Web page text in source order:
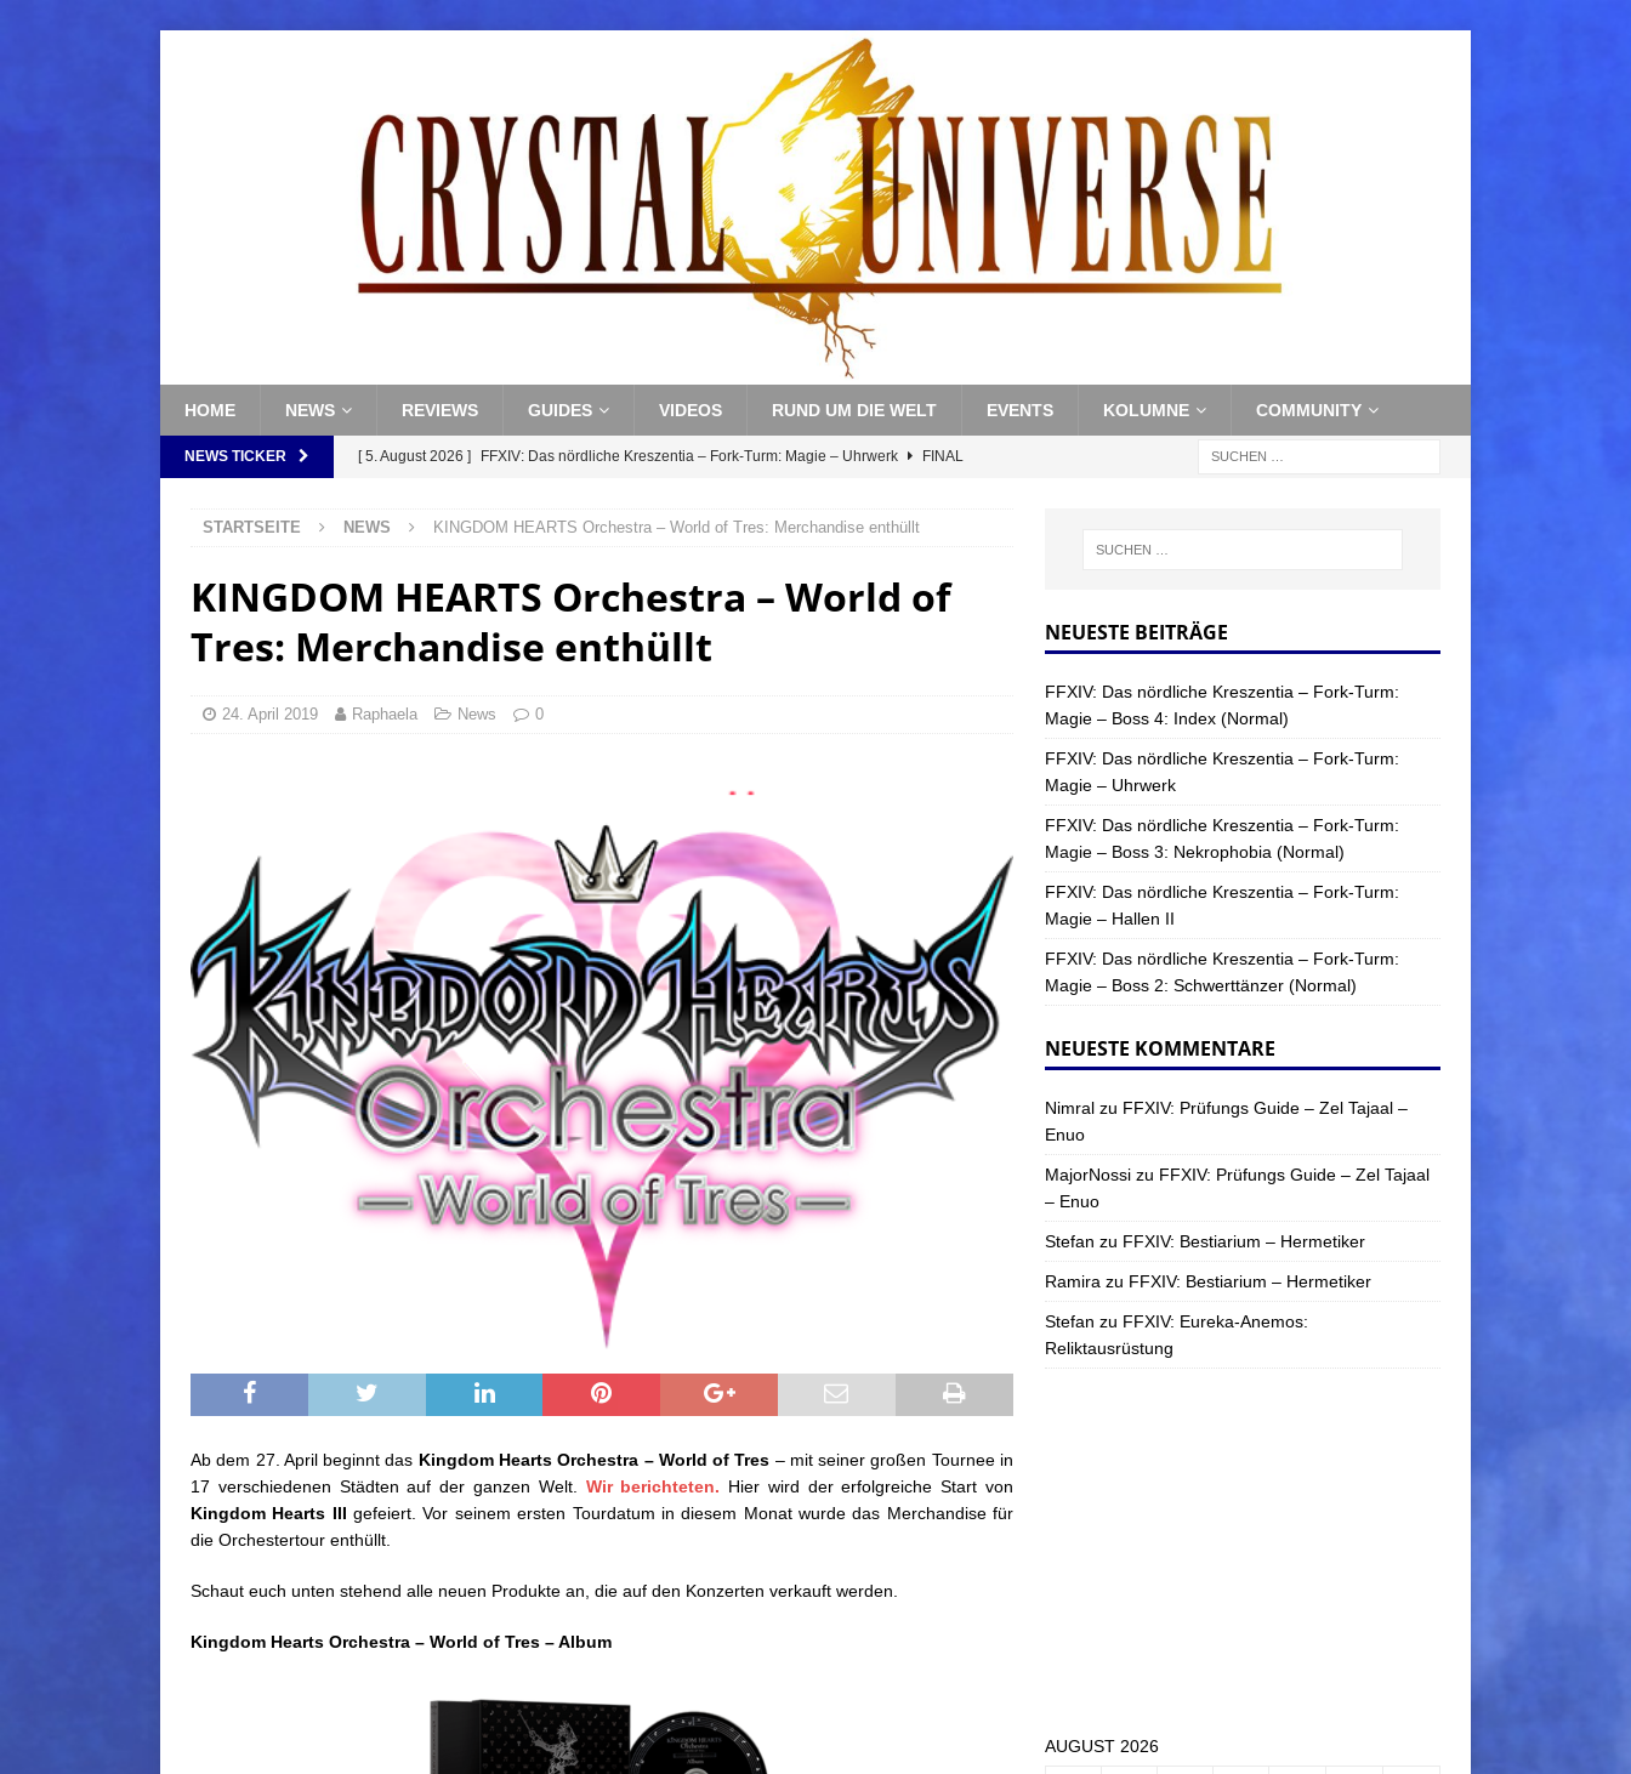
HOME NEWS REVIEWS GUIDES VIDEOS RUND UM DIE WELT EVENTS KOLUMNE COMMUNITY
NEWS TICKER [ 5. August 2026 ] FFXIV: Das nördliche Kreszentia – Fork-Turm: Magie – Uhrwerk FINAL
(Normal) FINAL FANTASY
FANTASY
[ 5. August 2026 ] FFXIV: Das nördliche Kreszentia – Fork-Turm: Magie – Boss 2: Schwerttänzer
FFXIV: Das nördliche Kreszentia – Fork-Turm: Magie – Boss 4: Index (Normal)
STARTSEITE NEWS KINGDOM HEARTS Orchestra – World of Tres: Merchandise enthüllt
KINGDOM HEARTS Orchestra – World of
Tres: Merchandise enthüllt
24. April 2019 Raphaela News 0
Ab dem 27. April beginnt das Kingdom Hearts Orchestra – World of Tres – mit seiner großen Tournee in
17 verschiedenen Städten auf der ganzen Welt. Wir berichteten. Hier wird der erfolgreiche Start von
Kingdom Hearts III gefeiert. Vor seinem ersten Tourdatum in diesem Monat wurde das Merchandise für
die Orchestertour enthüllt.
Schaut euch unten stehend alle neuen Produkte an, die auf den Konzerten verkauft werden.
Kingdom Hearts Orchestra – World of Tres – Album
NEUESTE BEITRÄGE
FFXIV: Das nördliche Kreszentia – Fork-Turm:
Magie – Boss 4: Index (Normal)
FFXIV: Das nördliche Kreszentia – Fork-Turm:
Magie – Uhrwerk
FFXIV: Das nördliche Kreszentia – Fork-Turm:
Magie – Boss 3: Nekrophobia (Normal)
FFXIV: Das nördliche Kreszentia – Fork-Turm:
Magie – Hallen II
FFXIV: Das nördliche Kreszentia – Fork-Turm:
Magie – Boss 2: Schwerttänzer (Normal)
NEUESTE KOMMENTARE
Nimralzu FFXIV: Prüfungs Guide – Zel Tajaal –
Enuo
MajorNossizu FFXIV: Prüfungs Guide – Zel Tajaal
– Enuo
Stefan zu FFXIV: Bestiarium – Hermetiker
Ramira zu FFXIV: Bestiarium – Hermetiker
Stefan zu FFXIV: Eureka-Anemos:
Reliktausrüstung
AUGUST 2026